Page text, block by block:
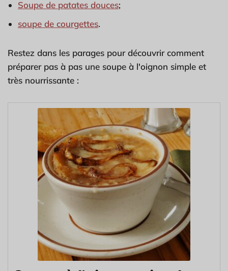
Soupe de patates douces;
soupe de courgettes.
Restez dans les parages pour découvrir comment
préparer pas à pas une soupe à l'oignon simple et
très nourrissante :